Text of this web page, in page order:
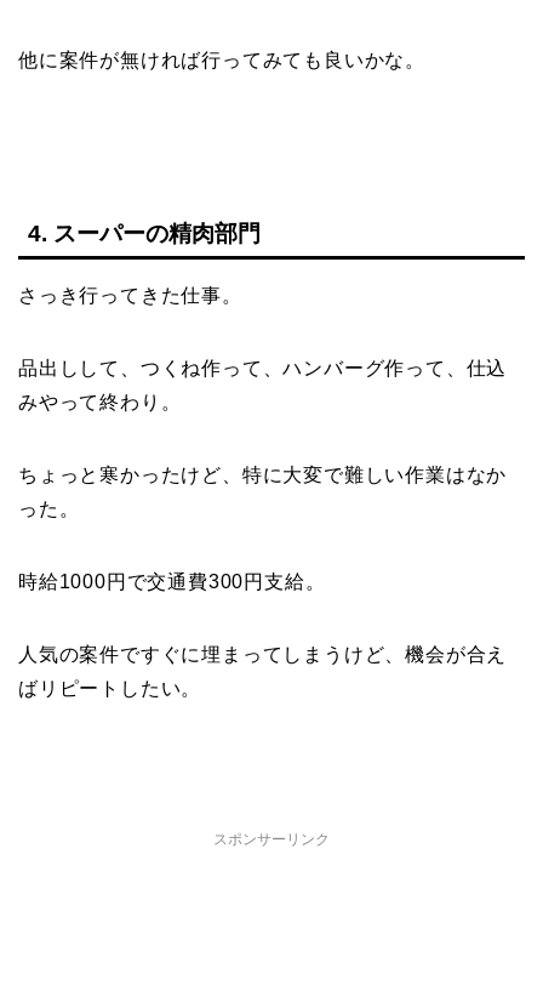
他に案件が無ければ行ってみても良いかな。
4. スーパーの精肉部門
さっき行ってきた仕事。
品出しして、つくね作って、ハンバーグ作って、仕込
みやって終わり。
ちょっと寒かったけど、特に大変で難しい作業はなか
った。
時給1000円で交通費300円支給。
人気の案件ですぐに埋まってしまうけど、機会が合え
ばリピートしたい。
スポンサーリンク